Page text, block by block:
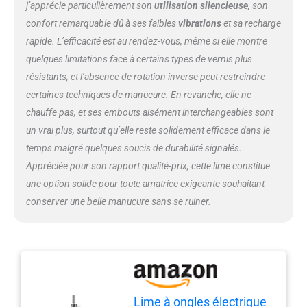
forets à ongles. 2 options de
direction, en appuyant deux fois
sur le bouton d'alimentation,
vous pouvez changer le sens de
rotation - avant ou arrière, ce qui
est pratique pour les gauchers et
les droitiers. Vous pouvez
facilement ajuster les boutons
selon vos besoins, sûrs et
confortables. Professionnel et
multifonction : le kit de forets à
ongles contient 6 pointes
métalliques différentes, 5 types
de pointes en céramique, 31
enlever les ongles en acrylique,
les ongles artificiels, les ongles
épais, l'élimination du gel allongé
j’apprécie particulièrement son utilisation silencieuse, son
confort remarquable dû à ses faiblesvibrationset sa recharge
rapide. L’efficacité est au rendez-vous, même si elle montre
quelques limitations face à certains types de vernis plus
résistants, et l’absence de rotation inverse peut restreindre
certaines techniques de manucure. En revanche, elle ne
chauffe pas, et ses embouts aisément interchangeables sont
un vrai plus, surtout qu’elle reste solidement efficace dans le
temps malgré quelques soucis de durabilité signalés.
Appréciée pour son rapport qualité-prix, cette lime constitue
une option solide pour toute amatrice exigeante souhaitant
conserver une belle manucure sans se ruiner.
Lime à ongles électrique